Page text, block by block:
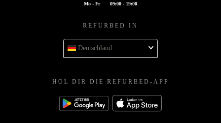
Mo - Fr 09:00 - 19:00
REFURBED IN
Deutschland
HOL DIR DIE REFURBED-APP